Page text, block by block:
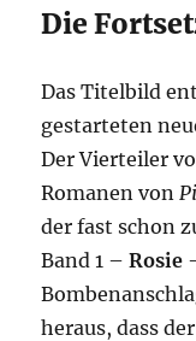
Die
Das Titelbild
gestarteten
Der Vierteiler
Romanen von
der fast schon
Band 1 –Rosie
heraus, dass